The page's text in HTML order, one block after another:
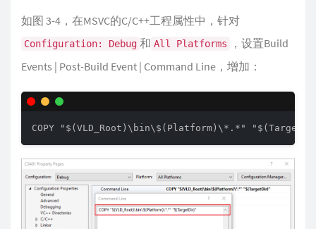
如图 3-4，在MSVC的C/C++工程属性中，针对
Configuration: Debug 和 All Platforms
，设置Build
Events | Post-Build Event | Command Line，增加：
COPY "$(VLD_Root)\bin\$(Platform)\*.*"